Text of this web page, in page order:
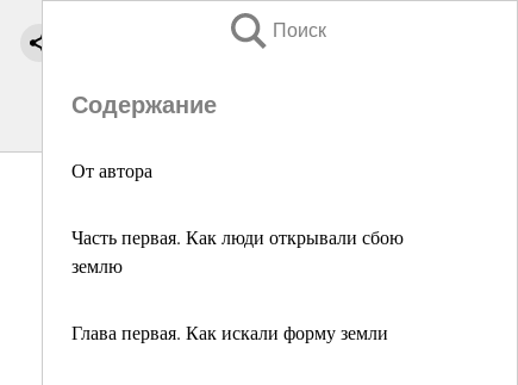
Поиск
Содержание
От автора
Часть первая. Как люди открывали сбою
землю
Глава первая. Как искали форму земли